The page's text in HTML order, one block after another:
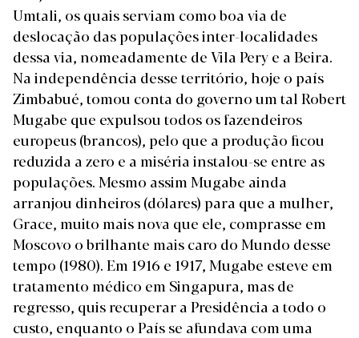
Umtali, os quais serviam como boa via de
deslocação das populações inter-localidades
dessa via, nomeadamente de Vila Pery e a Beira.
Na independência desse território, hoje o país
Zimbabué, tomou conta do governo um tal Robert
Mugabe que expulsou todos os fazendeiros
europeus (brancos), pelo que a produção ficou
reduzida a zero e a miséria instalou-se entre as
populações. Mesmo assim Mugabe ainda
arranjou dinheiros (dólares) para que a mulher,
Grace, muito mais nova que ele, comprasse em
Moscovo o brilhante mais caro do Mundo desse
tempo (1980). Em 1916 e 1917, Mugabe esteve em
tratamento médico em Singapura, mas de
regresso, quis recuperar a Presidência a todo o
custo, enquanto o País se afundava com uma